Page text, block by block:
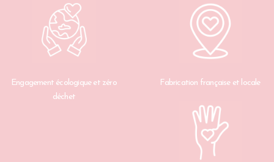
Engagement écologique et zéro
déchet
Fabrication française et locale